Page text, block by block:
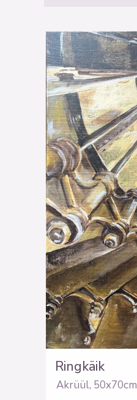
Ringkäik
Akrüül, 50x70cm